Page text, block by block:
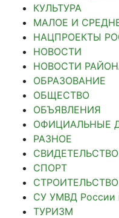
КУЛЬТУРА
МАЛОЕ И
НАЦПРОЕКТЫ
НОВОСТИ
НОВОСТИ
ОБРАЗОВАНИЕ
ОБЩЕСТВО
ОБЪЯВЛЕНИЯ
ОФИЦИАЛЬНЫЕ
РАЗНОЕ
СПОРТ
СТРОИТЕЛЬСТВО
СУ УМВД России
ТУРИЗМ